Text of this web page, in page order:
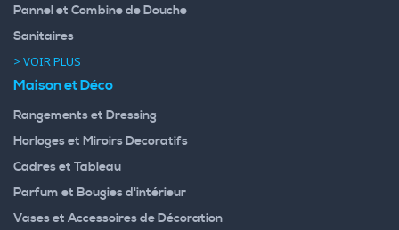
Pannel et Combine de Douche
Sanitaires
> VOIR PLUS
Maison et Déco
Rangements et Dressing
Horloges et Miroirs Decoratifs
Cadres et Tableau
Parfum et Bougies d'intérieur
Vases et Accessoires de Décoration